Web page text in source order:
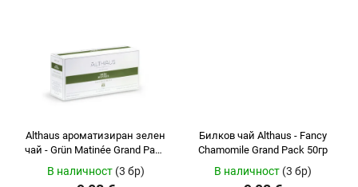
Althaus ароматизиран зелен
чай - Grün Matinée Grand Pack
В наличност (3 бр)
Билков чай ​​Althaus - Fancy
Chamomile Grand Pack 50гр
В наличност (3 бр)